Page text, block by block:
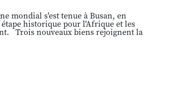
mondial s'est tenue à Busan, en
historique pour l'Afrique et les
Trois nouveaux biens rejoignent la